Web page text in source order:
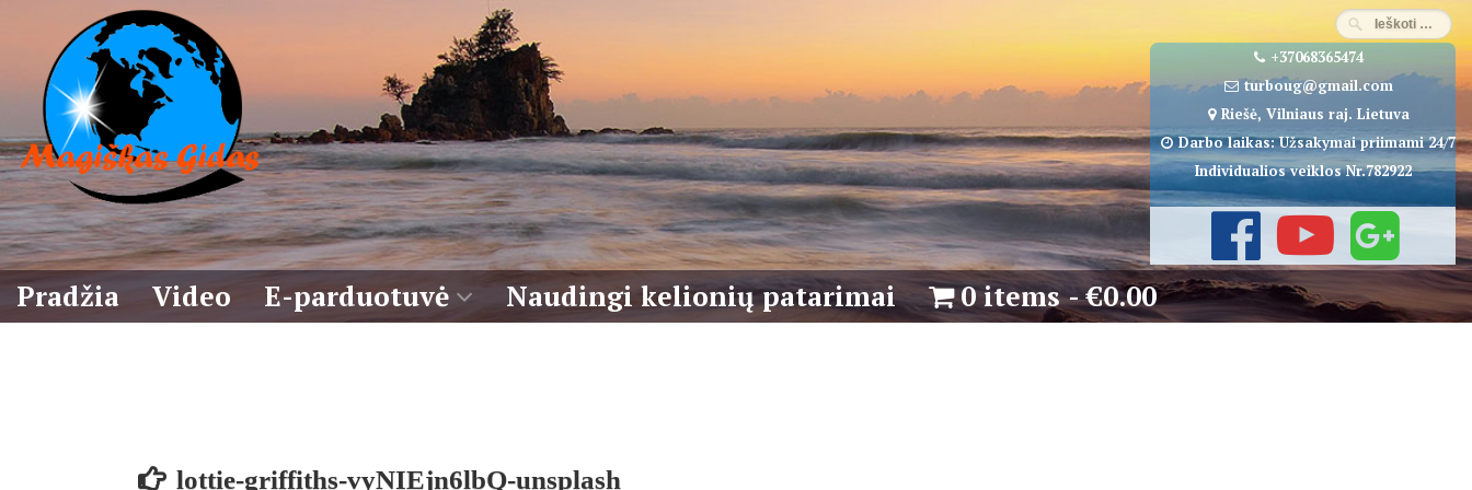
+37068365474
turboug@gmail.com
Riešė, Vilniaus raj. Lietuva
Darbo laikas: Užsakymai priimami 24/7
Individualios veiklos Nr.782922
Pradžia Video
E-parduotuvė
Naudingi kelionių patarimai 0 items €0.00
lottie-griffiths-vyNIEjn6lbQ-unsplash